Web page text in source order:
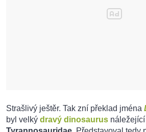
Strašlivý ještěr. Tak zní překlad jména
byl velký dravý dinosaurus